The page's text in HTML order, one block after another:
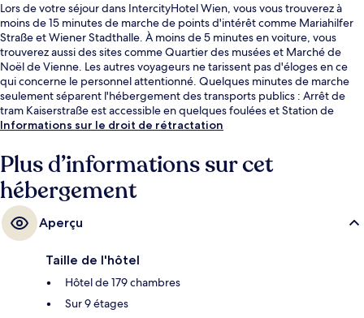
Lors de votre séjour dans IntercityHotel Wien, vous vous trouverez à
moins de 15 minutes de marche de points d'intérêt comme Mariahilfer
Straße et Wiener Stadthalle. À moins de 5 minutes en voiture, vous
trouverez aussi des sites comme Quartier des musées et Marché de
Noël de Vienne. Les autres voyageurs ne tarissent pas d'éloges en ce
qui concerne le personnel attentionné. Quelques minutes de marche
seulement séparent l'hébergement des transports publics : Arrêt de
tram Kaiserstraße est accessible en quelques foulées et Station de
métro Westbahnhof se situe à 4 min à pied.
Informations sur le droit de rétractation
Plus d’informations sur cet
hébergement
Aperçu
Taille de l'hôtel
Hôtel de 179 chambres
Sur 9 étages